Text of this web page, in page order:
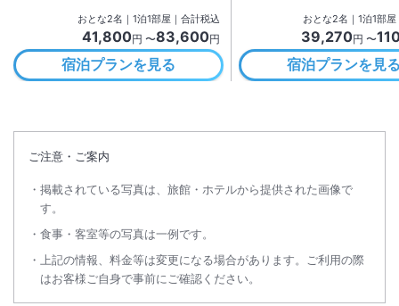
おとな2名 ｜ 1泊1部屋｜合計税込
41,800円 〜83,600円
宿泊プランを見る
おとな2名 ｜ 1泊1部屋
39,270円 〜
宿泊プランを見
ご注意・ご案内
掲載されている写真は、旅館・ホテルから提供された画像で
す。
食事・客室等の写真は一例です。
上記の情報、料金等は変更になる場合があります。ご利用の際
はお客様ご自身で事前にご確認ください。